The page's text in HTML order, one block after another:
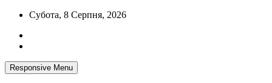
Skip
content
Субота, 8 Серпня, 2026
Responsive Menu